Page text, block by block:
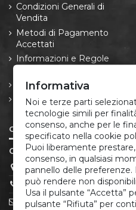
Condizioni Generali di
Vendita
Metodi di Pagamento
Accettati
Informazioni e Regole
Resi e Recessi
Informativa privacy e
cookie
CONTATTI
CORREDO ITALIANO®
P.IVA 05666881213
(+39) 379.175.12.22
Informativa
Noi e terze parti
tecnologie simili per
consenso, anche per le
specificato nella cookie
Puoi liberamente
consenso, in qualsiasi
pannello delle
può rendere non
Usa il pulsante “Accetta”
pulsante “Rifiuta” per